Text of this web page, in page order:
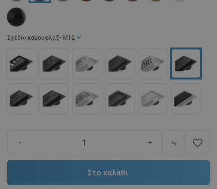
Σχέδιο καμουφλάζ - M12
- + favorite_border
Στο καλάθι